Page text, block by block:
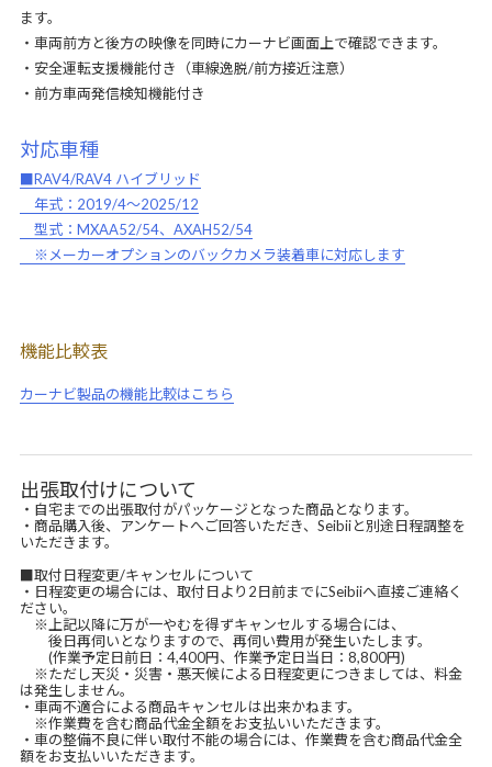
ます。
・車両前方と後方の映像を同時にカーナビ画面上で確認できます。
・安全運転支援機能付き（車線逸脱/前方接近注意）
・前方車両発信検知機能付き
対応車種
■RAV4/RAV4 ハイブリッド
年式：2019/4～2025/12
型式：MXAA52/54、AXAH52/54
※メーカーオプションのバックカメラ装着車に対応します
機能比較表
カーナビ製品の機能比較はこちら
出張取付けについて
・自宅までの出張取付がパッケージとなった商品となります。
・商品購入後、アンケートへご回答いただき、Seibiiと別途日程調整を
いただきます。
■取付日程変更/キャンセルについて
・日程変更の場合には、取付日より2日前までにSeibiiへ直接ご連絡く
ださい。
※上記以降に万が一やむを得ずキャンセルする場合には、
後日再伺いとなりますので、再伺い費用が発生いたします。
(作業予定日前日：4,400円、作業予定日当日：8,800円)
※ただし天災・災害・悪天候による日程変更につきましては、料金
は発生しません。
・車両不適合による商品キャンセルは出来かねます。
※作業費を含む商品代金全額をお支払いいただきます。
・車の整備不良に伴い取付不能の場合には、作業費を含む商品代金全
額をお支払いいただきます。